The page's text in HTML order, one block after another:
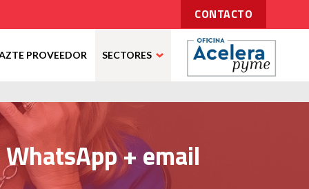
CONTACTO
PROVEEDOR SECTORES
+ email